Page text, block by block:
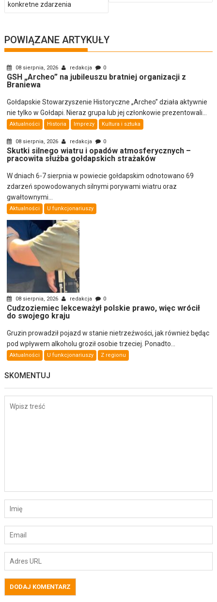
konkretne zdarzenia
POWIĄZANE ARTYKUŁY
08 sierpnia, 2026 redakcja 0
GSH „Archeo” na jubileuszu bratniej organizacji z
Braniewa
Gołdapskie Stowarzyszenie Historyczne „Archeo” działa aktywnie
nie tylko w Gołdapi. Nieraz grupa lub jej członkowie prezentowali...
Aktualności Historia Imprezy Kultura i sztuka
08 sierpnia, 2026 redakcja 0
Skutki silnego wiatru i opadów atmosferycznych –
pracowita służba gołdapskich strażaków
W dniach 6-7 sierpnia w powiecie gołdapskim odnotowano 69
zdarzeń spowodowanych silnymi porywami wiatru oraz
gwałtownymi...
Aktualności U funkcjonariuszy
08 sierpnia, 2026 redakcja 0
Cudzoziemiec lekceważył polskie prawo, więc wrócił
do swojego kraju
Gruzin prowadził pojazd w stanie nietrzeźwości, jak również będąc
pod wpływem alkoholu groził osobie trzeciej. Ponadto...
Aktualności U funkcjonariuszy Z regionu
SKOMENTUJ